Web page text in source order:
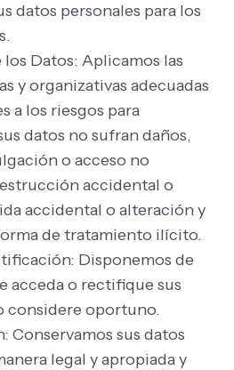
datos personales para los
Datos: Aplicamos las
y organizativas adecuadas
a los riesgos para
datos no sufran daños,
o acceso no
accidental o
accidental o alteración y
de tratamiento ilícito.
Disponemos de
acceda o rectifique sus
considere oportuno.
Conservamos sus datos
legal y apropiada y